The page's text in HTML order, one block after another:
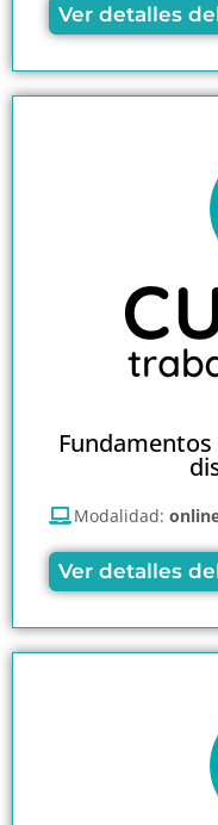
Ver detalles
Modalidad:
Ver detalles